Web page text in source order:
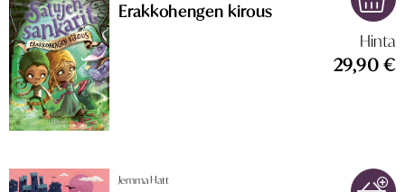
Hinta
29,90 €
Erakkohengen kirous
Jemma Hatt